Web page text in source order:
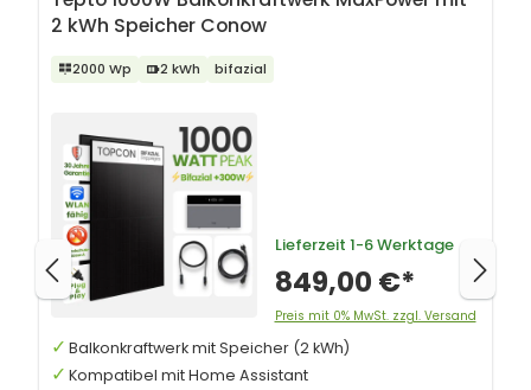
2 kWh Speicher Conow
2000 Wp 2 kWh bifazial
Lieferzeit 1-6 Werktage
849,00 €*
Preis mit 0% MwSt. zzgl. Versand
Balkonkraftwerk mit Speicher (2 kWh)
Kompatibel mit Home Assistant